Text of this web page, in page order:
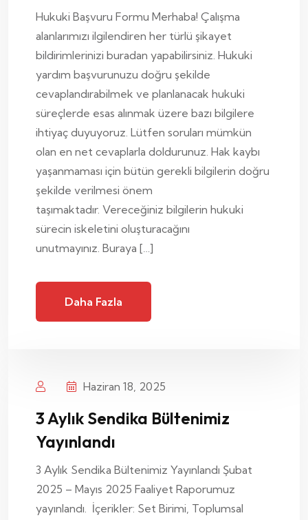
Hukuki Başvuru Formu Merhaba! Çalışma
alanlarımızı ilgilendiren her türlü şikayet
bildirimlerinizi buradan yapabilirsiniz. Hukuki
yardım başvurunuzu doğru şekilde
cevaplandırabilmek ve planlanacak hukuki
süreçlerde esas alınmak üzere bazı bilgilere
ihtiyaç duyuyoruz. Lütfen soruları mümkün
olan en net cevaplarla doldurunuz. Hak kaybı
yaşanmaması için bütün gerekli bilgilerin doğru
şekilde verilmesi önem
taşımaktadır. Vereceğiniz bilgilerin hukuki
sürecin iskeletini oluşturacağını
unutmayınız. Buraya […]
Daha Fazla
Haziran 18, 2025
3 Aylık Sendika Bültenimiz
Yayınlandı
3 Aylık Sendika Bültenimiz Yayınlandı Şubat
2025 – Mayıs 2025 Faaliyet Raporumuz
yayınlandı. İçerikler: Set Birimi, Toplumsal